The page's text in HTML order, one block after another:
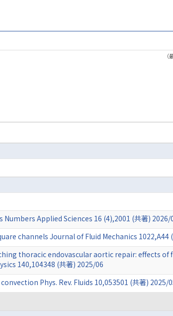
Applied Sciences 16 (4),2001 (共著) 2026/
channels Journal of Fluid Mechanics 1022,A44
thoracic endovascular aortic repair: effects of
140,104348 (共著) 2025/06
Phys. Rev. Fluids 10,053501 (共著) 2025/